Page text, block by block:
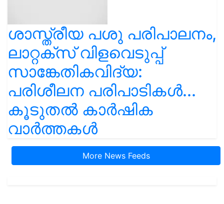
ശാസ്ത്രീയ പശു പരിപാലനം,
ലാറ്റക്സ് വിളവെടുപ്പ്
സാങ്കേതികവിദ്യ:
പരിശീലന പരിപാടികൾ...
കൂടുതൽ കാർഷിക
വാർത്തകൾ
More News Feeds